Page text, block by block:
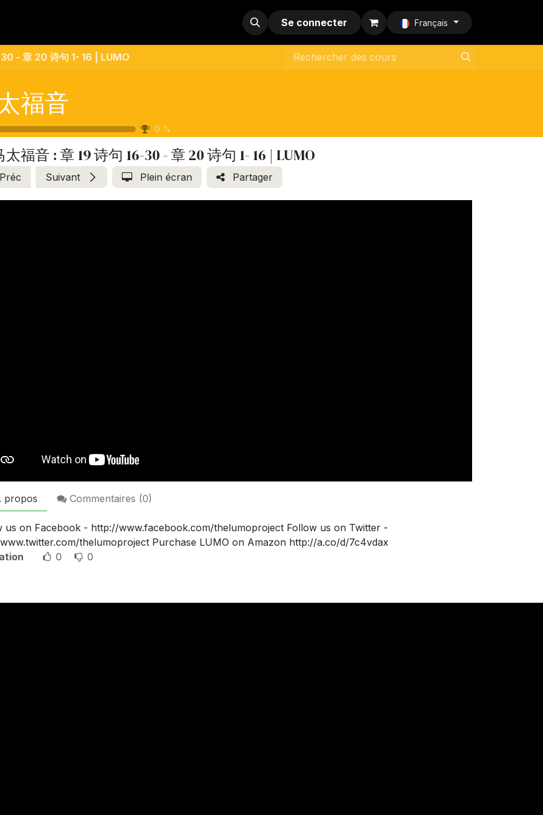
À propos Se connecter Français
- 章 20 诗句 1- 16 | LUMO
福音
0 %
太福音 : 章 19 诗句 16-30 - 章 20 诗句 1- 16 | LUMO
Préc Suivant Plein écran Partager
propos Commentaires (0)
us on Facebook - http://www.facebook.com/thelumoproject Follow us on Twitter -
thelumoproject Purchase LUMO on Amazon http://a.co/d/7c4vdax
0 0